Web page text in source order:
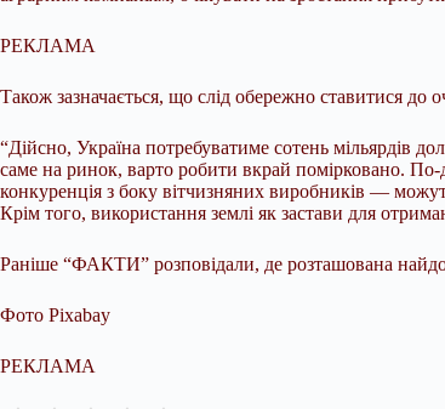
РЕКЛАМА
Також зазначається, що слід обережно ставитися
“Дійсно, Україна потребуватиме сотень мільярдів
саме на ринок, варто робити вкрай помірковано.
конкуренція з боку вітчизняних виробників —
Крім того, використання землі як застави для
Раніше “ФАКТИ” розповідали, де розташована
Фото Pixabay
РЕКЛАМА